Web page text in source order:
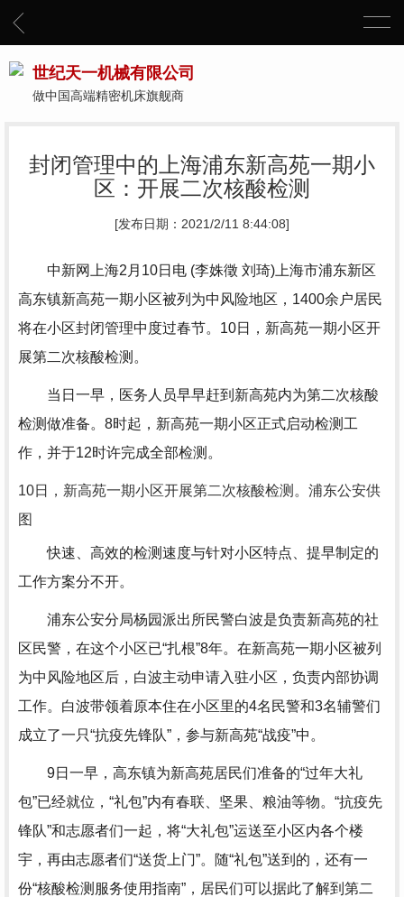
世纪天一机械有限公司
做中国高端精密机床旗舰商
封闭管理中的上海浦东新高苑一期小
区：开展二次核酸检测
[发布日期：2021/2/11 8:44:08]
中新网上海2月10日电 (李姝徵 刘琦)上海市浦东新区
高东镇新高苑一期小区被列为中风险地区，1400余户居民
将在小区封闭管理中度过春节。10日，新高苑一期小区开
展第二次核酸检测。
当日一早，医务人员早早赶到新高苑内为第二次核酸
检测做准备。8时起，新高苑一期小区正式启动检测工
作，并于12时许完成全部检测。
10日，新高苑一期小区开展第二次核酸检测。浦东公安供
图
快速、高效的检测速度与针对小区特点、提早制定的
工作方案分不开。
浦东公安分局杨园派出所民警白波是负责新高苑的社
区民警，在这个小区已“扎根”8年。在新高苑一期小区被列
为中风险地区后，白波主动申请入驻小区，负责内部协调
工作。白波带领着原本住在小区里的4名民警和3名辅警们
成立了一只“抗疫先锋队”，参与新高苑“战疫”中。
9日一早，高东镇为新高苑居民们准备的“过年大礼
包”已经就位，“礼包”内有春联、坚果、粮油等物。“抗疫先
锋队”和志愿者们一起，将“大礼包”运送至小区内各个楼
宇，再由志愿者们“送货上门”。随“礼包”送到的，还有一
份“核酸检测服务使用指南”，居民们可以据此了解到第二